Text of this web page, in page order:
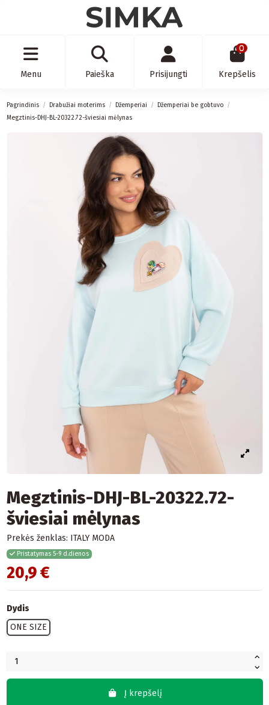
Menu Paieška Prisijungti
0
Krepšelis
Pagrindinis Drabužiai moterims Džemperiai
Džemperiai be gobtuvo
Megztinis-DHJ-BL-20322.72-šviesiai mėlynas
Megztinis-DHJ-BL-20322.72-
šviesiai mėlynas
Prekės ženklas: ITALY MODA
Pristatymas 5-9 d.dienos
20,9 €
Dydis
ONE SIZE
Į krepšelį